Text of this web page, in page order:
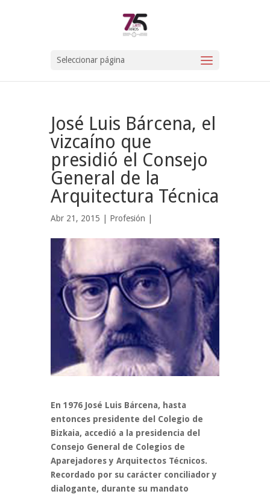
Seleccionar página
José Luis Bárcena, el
vizcaíno que
presidió el Consejo
General de la
Arquitectura Técnica
Abr 21, 2015 | Profesión
En 1976 José Luis Bárcena, hasta
entonces presidente del Colegio de
Bizkaia, accedió a la presidencia del
Consejo General de Colegios de
Aparejadores y Arquitectos Técnicos.
Recordado por su carácter conciliador y
dialogante, durante su mandato